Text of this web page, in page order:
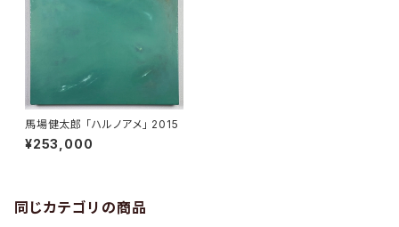
馬場健太郎 「ハルノアメ」 2015
¥253,000
同じカテゴリの商品